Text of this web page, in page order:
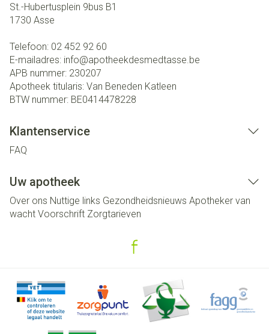
St.-Hubertusplein 9bus B1
1730 Asse
Telefoon: 02 452 92 60
E-mailadres: info@apotheekdesmedtasse.be
APB nummer: 230207
Apotheek titularis: Van Beneden Katleen
BTW nummer: BE0414478228
Klantenservice
FAQ
Uw apotheek
Over ons Nuttige links Gezondheidsnieuws Apotheker van
wacht Voorschrift Zorgtarieven